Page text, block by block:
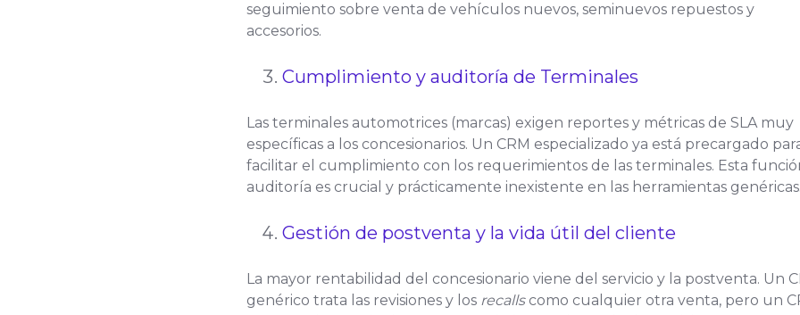
seguimiento sobre venta de vehículos nuevos, seminuevos repuestos y
accesorios.
Cumplimiento y auditoría de Terminales
Las terminales automotrices (marcas) exigen reportes y métricas de SLA muy
específicas a los concesionarios. Un CRM especializado ya está precargado
facilitar el cumplimiento con los requerimientos de las terminales. Esta
auditoría es crucial y prácticamente inexistente en las herramientas genéricas.
Gestión de postventa y la vida útil del cliente
La mayor rentabilidad del concesionario viene del servicio y la postventa. Un
genérico trata las revisiones y los recallscomo cualquier otra venta, pero un